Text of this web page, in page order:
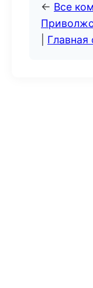
← Все
Главная